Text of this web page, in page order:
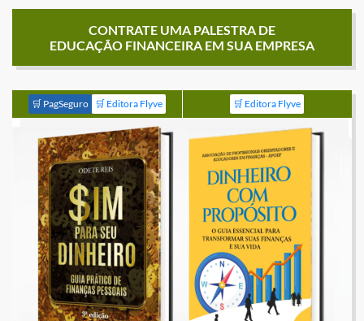
CONTRATE UMA PALESTRA DE
EDUCAÇÃO FINANCEIRA EM SUA EMPRESA
🛒 PagSeguro 🛒 Editora Flyve 🛒 Editora Flyve